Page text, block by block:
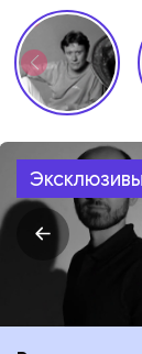
Эксклюзивы